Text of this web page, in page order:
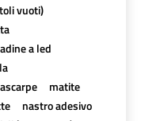
vuoti)
a led
matite
nastro adesivo